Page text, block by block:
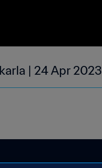
| 24 Apr 2023